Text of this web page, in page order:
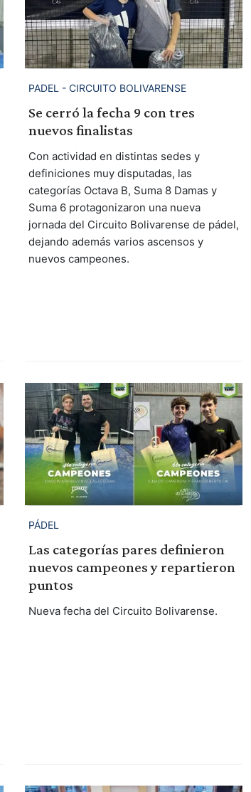
PADEL - CIRCUITO BOLIVARENSE
Se cerró la fecha 9 con tres
nuevos finalistas
Con actividad en distintas sedes y
definiciones muy disputadas, las
categorías Octava B, Suma 8 Damas y
Suma 6 protagonizaron una nueva
jornada del Circuito Bolivarense de pádel,
dejando además varios ascensos y
nuevos campeones.
PÁDEL
Las categorías pares definieron
nuevos campeones y repartieron
puntos
Nueva fecha del Circuito Bolivarense.